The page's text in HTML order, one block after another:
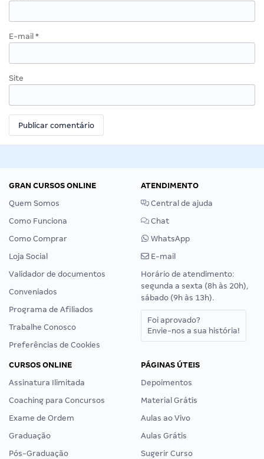
E-mail *
Site
GRAN CURSOS ONLINE
Quem Somos
Como Funciona
Como Comprar
Loja Social
Validador de documentos
Conveniados
Programa de Afiliados
Trabalhe Conosco
Preferências de Cookies
ATENDIMENTO
Central de ajuda
Chat
WhatsApp
E-mail
Horário de atendimento:
segunda a sexta (8h às 20h),
sábado (9h às 13h).
Foi aprovado?
Envie-nos a sua história!
CURSOS ONLINE
Assinatura Ilimitada
Coaching para Concursos
Exame de Ordem
Graduação
Pós-Graduação
PÁGINAS ÚTEIS
Depoimentos
Material Grátis
Aulas ao Vivo
Aulas Grátis
Sugerir Curso